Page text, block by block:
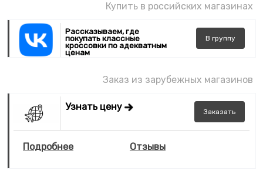
Купить в российских магазинах
Рассказываем, где
покупать классные
кроссовки по адекватным
ценам
В группу
Заказ из зарубежных магазинов
Узнать цену Заказать
Подробнее Отзывы